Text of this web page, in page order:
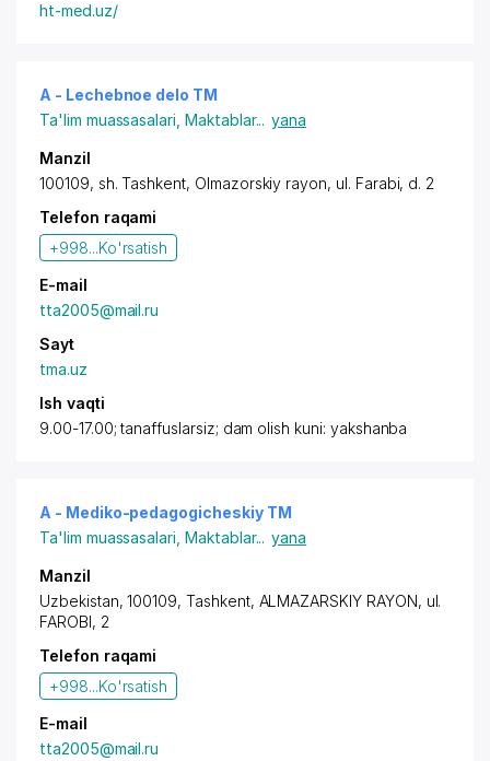
ht-med.uz/
A - Lechebnoe delo TM
Ta'lim muassasalari Maktablar... yana
Manzil
100109, sh. Tashkent, Olmazorskiy rayon, ul. Farabi, d. 2
Telefon raqami
+998...Ko'rsatish
E-mail
tta2005@mail.ru
Sayt
tma.uz
Ish vaqti
9.00-17.00; tanaffuslarsiz; dam olish kuni: yakshanba
A - Mediko-pedagogicheskiy TM
Ta'lim muassasalari Maktablar... yana
Manzil
Uzbekistan, 100109, Tashkent, ALMAZARSKIY RAYON, ul.
FAROBI, 2
Telefon raqami
+998...Ko'rsatish
E-mail
tta2005@mail.ru